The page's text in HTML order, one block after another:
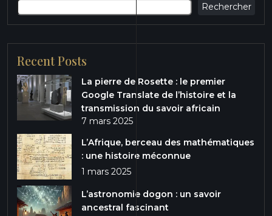
Rechercher
Recent Posts
La pierre de Rosette : le premier
Google Translate de l’histoire et la
transmission du savoir africain
7 mars 2025
L’Afrique, berceau des mathématiques
: une histoire méconnue
1 mars 2025
L’astronomie dogon : un savoir
ancestral fascinant